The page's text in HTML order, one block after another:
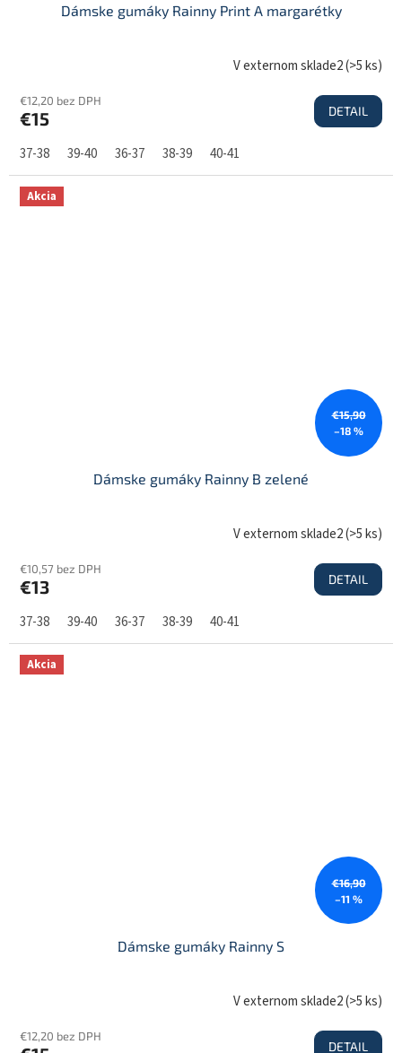
Dámske gumáky Rainny Print A margarétky
V externom sklade2(>5 ks)
€12,20 bez DPH
€15 DETAIL
37-38 39-40 36-37 38-39 40-41
Akcia
€15,90
–18 %
Dámske gumáky Rainny B zelené
V externom sklade2(>5 ks)
€10,57 bez DPH
€13 DETAIL
37-38 39-40 36-37 38-39 40-41
Akcia
€16,90
–11 %
Dámske gumáky Rainny S
V externom sklade2(>5 ks)
€12,20 bez DPH
DETAIL